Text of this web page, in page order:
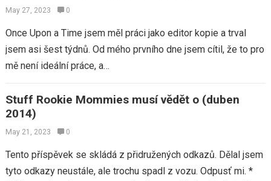
May 27, 2023 0
Once Upon a Time jsem měl práci jako editor kopie a trval
jsem asi šest týdnů. Od mého prvního dne jsem cítil, že to pro
mě není ideální práce, a…
Stuff Rookie Mommies musí vědět o (duben
2014)
May 21, 2023 0
Tento příspěvek se skládá z přidružených odkazů. Dělal jsem
tyto odkazy neustále, ale trochu spadl z vozu. Odpusť mi. *